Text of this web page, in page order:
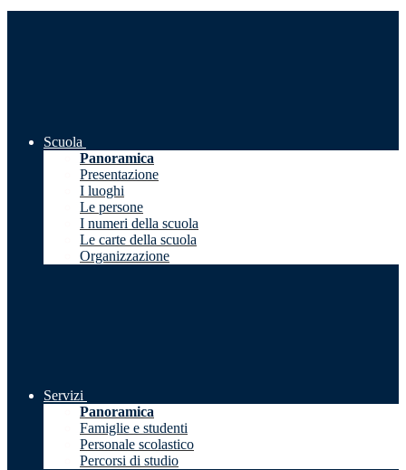
Scuola
Panoramica
Presentazione
I luoghi
Le persone
I numeri della scuola
Le carte della scuola
Organizzazione
Servizi
Panoramica
Famiglie e studenti
Personale scolastico
Percorsi di studio